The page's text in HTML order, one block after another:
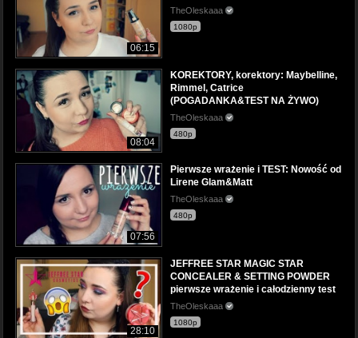
06:15
TheOleskaaa
1080p
08:04
KOREKTORY, korektory: Maybelline,
Rimmel, Catrice
(POGADANKA&TEST NA ŻYWO)
TheOleskaaa
480p
07:56
Pierwsze wrażenie i TEST: Nowość od
Lirene Glam&Matt
TheOleskaaa
480p
28:10
JEFFREE STAR MAGIC STAR
CONCEALER & SETTING POWDER
pierwsze wrażenie i całodzienny test
TheOleskaaa
1080p